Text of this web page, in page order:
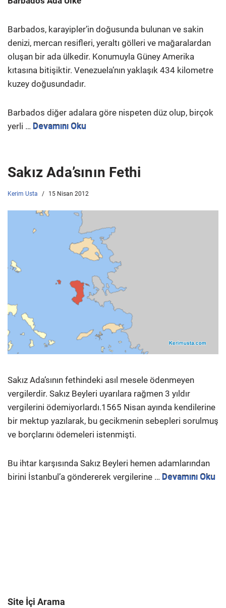
Barbados, karayipler’in doğusunda bulunan ve sakin
denizi, mercan resifleri, yeraltı gölleri ve mağaralardan
oluşan bir ada ülkedir. Konumuyla Güney Amerika
kıtasına bitişiktir. Venezuela’nın yaklaşık 434 kilometre
kuzey doğusundadır.
Barbados diğer adalara göre nispeten düz olup, birçok
yerli … Devamını Oku
Sakız Ada’sının Fethi
Kerim Usta 15 Nisan 2012
Sakız Ada’sının fethindeki asıl mesele ödenmeyen
vergilerdir. Sakız Beyleri uyarılara rağmen 3 yıldır
vergilerini ödemiyorlardı.1565 Nisan ayında kendilerine
bir mektup yazılarak, bu gecikmenin sebepleri sorulmuş
ve borçlarını ödemeleri istenmişti.
Bu ihtar karşısında Sakız Beyleri hemen adamlarından
birini İstanbul’a göndererek vergilerine … Devamını Oku
Site İçi Arama